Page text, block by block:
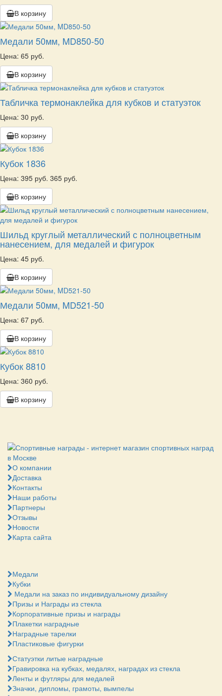
В корзину
Медали 50мм, MD850-50
Цена: 65 руб.
В корзину
Табличка термонаклейка для кубков и статуэток
Цена: 30 руб.
В корзину
Кубок 1836
Цена: 395 руб. 365 руб.
В корзину
Шильд круглый металлический с полноцветным
нанесением, для медалей и фигурок
Цена: 45 руб.
В корзину
Медали 50мм, MD521-50
Цена: 67 руб.
В корзину
Кубок 8810
Цена: 360 руб.
В корзину
О компании
Доставка
Контакты
Наши работы
Партнеры
Отзывы
Новости
Карта сайта
Медали
Кубки
Медали на заказ по индивидуальному дизайну
Призы и Награды из стекла
Корпоративные призы и награды
Плакетки наградные
Наградные тарелки
Пластиковые фигурки
Статуэтки литые наградные
Гравировка на кубках, медалях, наградах из стекла
Ленты и футляры для медалей
Значки, дипломы, грамоты, вымпелы